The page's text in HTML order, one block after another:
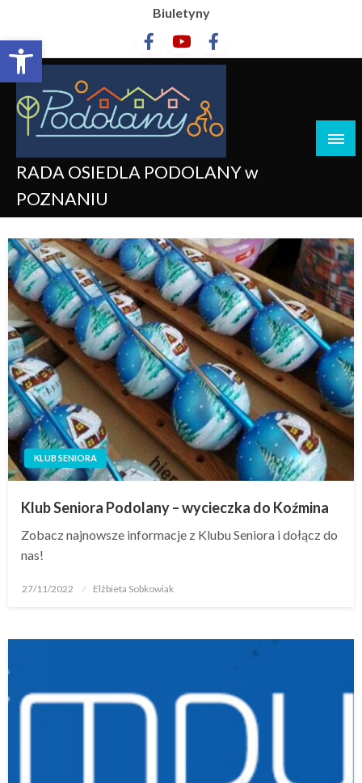
Otwórz pasek narzędzi
Biuletyny
RADA OSIEDLA PODOLANY w
POZNANIU
KLUB SENIORA
Klub Seniora Podolany – wycieczka do Koźmina
Zobacz najnowsze informacje z Klubu Seniora i dołącz do
nas!
27/11/2022 Elżbieta Sobkowiak